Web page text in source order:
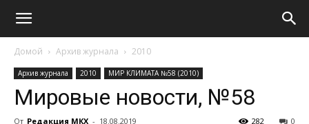
Домой Архив журнала 2010
Архив журнала 2010 МИР КЛИМАТА №58 (2010)
Мировые новости, №58
От Редакция МКХ - 18.08.2019 0
282